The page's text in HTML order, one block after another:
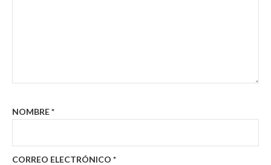
NOMBRE*
CORREO ELECTRÓNICO *